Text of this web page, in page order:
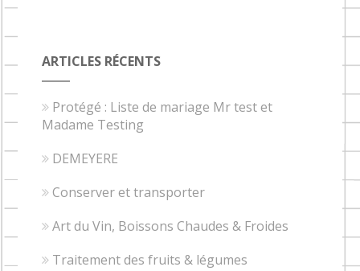
ARTICLES RÉCENTS
Protégé : Liste de mariage Mr test et
Madame Testing
DEMEYERE
Conserver et transporter
Art du Vin, Boissons Chaudes & Froides
Traitement des fruits & légumes